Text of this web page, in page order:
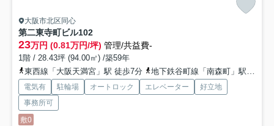
大阪市北区同心
第二東寺町ビル102
23万円 (0.81万円/坪) 管理/共益費-
1階 / 28.43坪 (94.00㎡) /築59年
東西線「大阪天満宮」駅 徒歩7分
地下鉄谷町線「南森町」駅 徒歩9分
電気有 駐輪場 オートロック エレベーター
好立地
事務所可
敷0